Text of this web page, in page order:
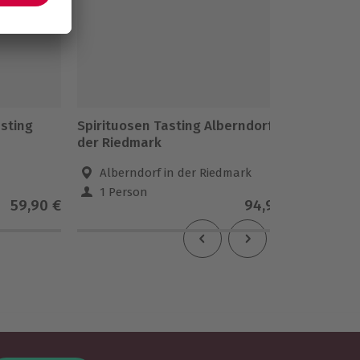
59,90 €
Spirituosen Tasting Alberndorf in
der Riedmark
Alberndorf in der Riedmark
1 Person
94,90 €